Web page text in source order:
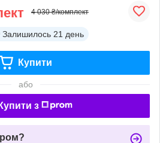
4 030 ₴/комплект
Залишилось 21 день
Купити
або
Купити з